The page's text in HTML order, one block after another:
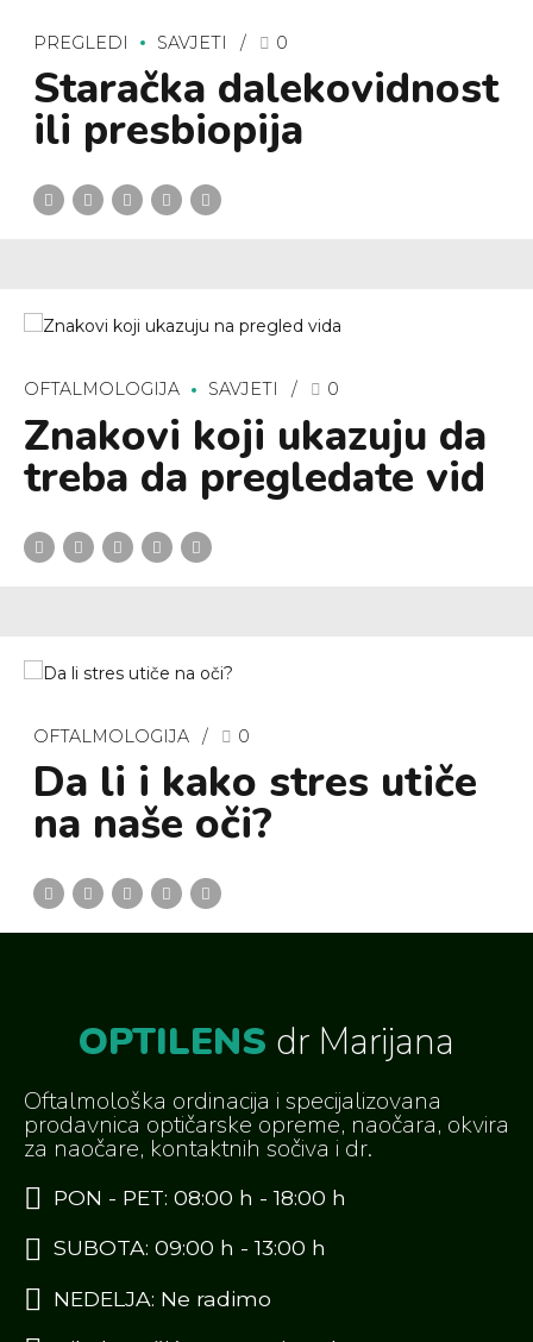
PREGLEDI SAVJETI 0
Staračka dalekovidnost
ili presbiopija
OFTALMOLOGIJA SAVJETI 0
Znakovi koji ukazuju da
treba da pregledate vid
OFTALMOLOGIJA 0
Da li i kako stres utiče
na naše oči?
OPTILENS dr Marijana
Oftalmološka ordinacija i specijalizovana
prodavnica optičarske opreme, naočara, okvira
za naočare, kontaktnih sočiva i dr.
PON - PET: 08:00 h - 18:00 h
SUBOTA: 09:00 h - 13:00 h
NEDELJA: Ne radimo